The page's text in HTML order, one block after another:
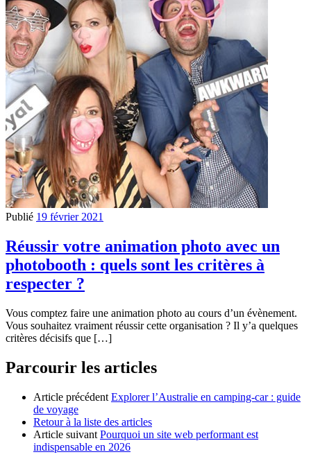
Publié 19 février 2021
Réussir votre animation photo avec un
photobooth : quels sont les critères à
respecter ?
Vous comptez faire une animation photo au cours d’un évènement.
Vous souhaitez vraiment réussir cette organisation ? Il y’a quelques
critères décisifs que […]
Parcourir les articles
Article précédent Explorer l’Australie en camping-car : guide
de voyage
Retour à la liste des articles
Article suivant Pourquoi un site web performant est
indispensable en 2026